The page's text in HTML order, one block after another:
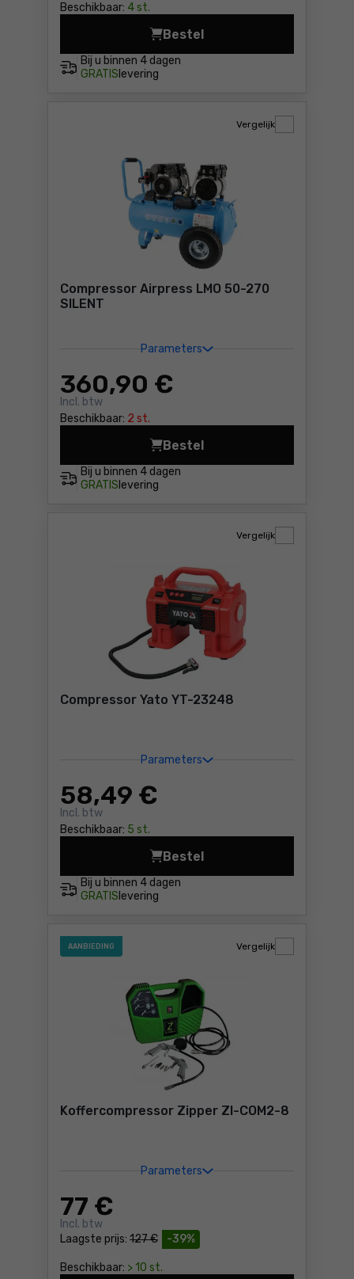
Beschikbaar: 4 st.
Bij u binnen 4 dagen
GRATIS levering
Bestel
Compressor Metabo Basic
Compressor Airpress LMO 50-270
SILENT
Parameters
360,90 €
Incl. btw
Beschikbaar: 2 st.
Vergelijk
Bij u binnen 4 dagen
GRATIS levering
Bestel
Compressor Airpress LMO
Compressor Yato YT-23248
Parameters
58,49 €
Incl. btw
Beschikbaar: 5 st.
Vergelijk
Bij u binnen 4 dagen
GRATIS levering
Bestel
Compressor Yato YT-
AANBIEDING
Koffercompressor Zipper ZI-COM2-8
Parameters
-39%
Laagste prijs: 127 €
77 €
Incl. btw
Beschikbaar: > 10 st.
Vergelijk